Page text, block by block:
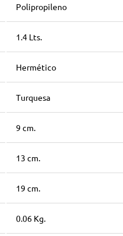
Polipropileno
1.4 Lts.
Hermético
Turquesa
9 cm.
13 cm.
19 cm.
0.06 Kg.